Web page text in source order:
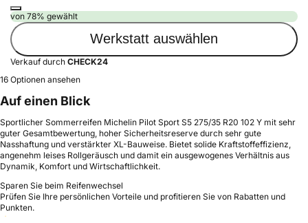
von 78% gewählt
Werkstatt auswählen
Verkauf durch CHECK24
16 Optionen ansehen
Auf einen Blick
Sportlicher Sommerreifen Michelin Pilot Sport S5 275/35 R20 102 Y mit sehr
guter Gesamtbewertung, hoher Sicherheitsreserve durch sehr gute
Nasshaftung und verstärkter XL-Bauweise. Bietet solide Kraftstoffeffizienz,
angenehm leises Rollgeräusch und damit ein ausgewogenes Verhältnis aus
Dynamik, Komfort und Wirtschaftlichkeit.
Sparen Sie beim Reifenwechsel
Prüfen Sie Ihre persönlichen Vorteile und profitieren Sie von Rabatten und
Punkten.